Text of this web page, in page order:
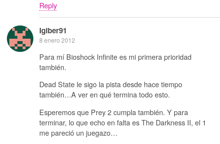
Reply
Igiber91
8 enero 2012
Para mí Bioshock Infinite es mi primera prioridad
también.
Dead State le sigo la pista desde hace tiempo
también…A ver en qué termina todo esto.
Esperemos que Prey 2 cumpla también. Y para
terminar, lo que echo en falta es The Darkness II, el 1
me pareció un juegazo…